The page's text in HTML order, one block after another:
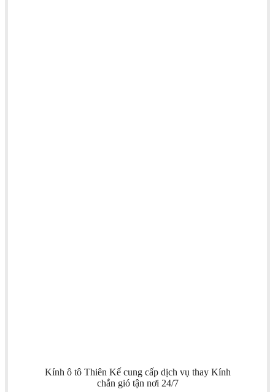
Kính ô tô Thiên Kế cung cấp dịch vụ thay Kính
chắn gió tận nơi 24/7